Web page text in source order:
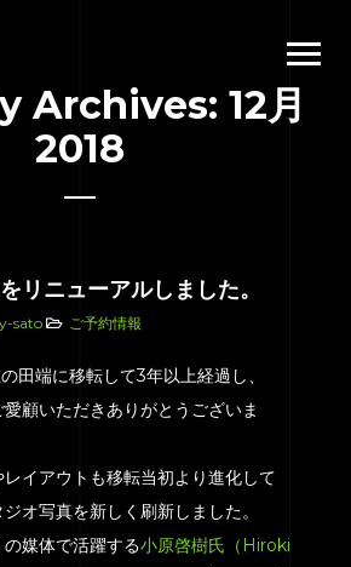
Archives: 12月
2018
リニューアルしました。
y-sato ご予約情報
田端に移転して3年以上経過し、
顧いただきありがとうございま
イアウトも移転当初より進化して
オ写真を新しく刷新しました。
媒体で活躍する小原啓樹氏（Hiroki